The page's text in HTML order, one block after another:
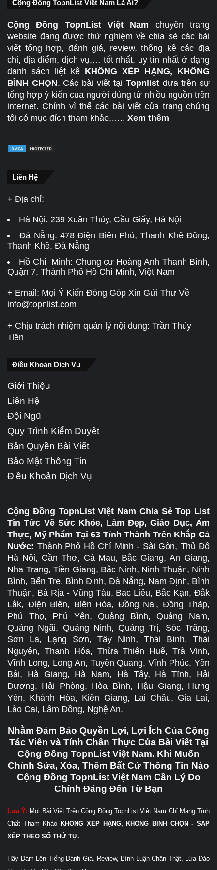
Cộng Đồng TopnList Việt Nam Là Ai?
Cộng Đồng TopnList Việt Nam chuyên trang
website đang được thử nghiệm về chia sẻ các bài
viết tổng hợp, đánh giá, review, thống kê các địa
chỉ, địa điểm, dịch vụ,… tốt nhất, uy tín nhất ở dạng
danh sách liệt kê KHÔNG XẾP HẠNG, KHÔNG
BÌNH CHỌN. Các bài viết tạiTopnlist dựa trên sự
tổng hợp ý kiến của người dùng từ nhiều nguồn trên
internet. Chính vì thế các bài viết của trang chúng
tôi có mục đích tham khảo,….. Xem thêm
Liên Hệ
+ Địa chỉ:
Hà Nội: 239 Xuân Thủy, Cầu Giấy, Hà Nội
Đà Nẵng:478 Điện Biên Phủ, Thanh Khê Đông,
Thanh Khê, Đà Nẵng
Hồ Chí Minh: Chung cư Hoàng Anh Thanh Bình,
Quận 7, Thành Phố Hồ Chí Minh, Việt Nam
+ Email: Mọi Ý Kiến Đóng Góp Xin Gửi Thư Về
info@topnlist.com
+ Chịu trách nhiệm quản lý nội dung: Trần Thủy
Tiên
Điều Khoản Dịch Vụ
Giới Thiệu
Liên Hệ
Đội Ngũ
Quy Trình Kiểm Duyệt
Bản Quyền Bài Viết
Bảo Mật Thông Tin
Điều Khoản Dịch Vụ
Cộng Đồng TopnList Việt Nam Chia Sẻ Top List
Tin Tức Về Sức Khỏe, Làm Đẹp, Giáo Dục, Ẩm
Thực, Mỹ Phẩm Tại 63 Tỉnh Thành Trên Khắp Cả
Nước: Thành Phố Hồ Chí Minh - Sài Gòn, Thủ Đô
Hà Nội, Cần Thơ, Cà Mau, Bắc Giang, An Giang,
Nha Trang, Tiền Giang, Bắc Ninh, Ninh Thuận, Ninh
Bình, Bến Tre, Bình Định, Đà Nẵng, Nam Định, Bình
Thuận, Bà Rịa - Vũng Tàu, Bạc Liêu, Bắc Kạn, Đắk
Lắk, Điện Biên, Biên Hòa, Đồng Nai, Đồng Tháp,
Phú Thọ, Phú Yên, Quảng Bình, Quảng Nam,
Quảng Ngãi, Quảng Ninh, Quảng Trị, Sóc Trăng,
Sơn La, Lạng Sơn, Tây Ninh, Thái Bình, Thái
Nguyên, Thanh Hóa, Thừa Thiên Huế, Trà Vinh,
Vĩnh Long, Long An, Tuyên Quang, Vĩnh Phúc, Yên
Bái, Hà Giang, Hà Nam, Hà Tây, Hà Tĩnh, Hải
Dương, Hải Phòng, Hòa Bình, Hậu Giang, Hưng
Yên, Khánh Hòa, Kiên Giang, Lai Châu, Gia Lai,
Lào Cai, Lâm Đồng, Nghệ An.
Nhằm Đảm Bảo Quyền Lợi, Lợi Ích Của Cộng
Tác Viên và Tính Chân Thực Của Bài Viết Tại
Cộng Đồng TopnList Việt Nam. Khi Muốn
Chỉnh Sửa, Xóa, Thêm Bất Cứ Thông Tin Nào
Cộng Đồng TopnList Việt Nam Cần Lý Do
Chính Đáng Đến Từ Bạn
Lưu Ý: Mọi Bài Viết Trên Cộng Đồng TopnList Việt Nam Chỉ Mang Tính
Chất Tham KhảoKHÔNG XẾP HẠNG, KHÔNG BÌNH CHỌN - SẮP
XẾP THEO SỐ THỨ TỰ.
Hãy Dám Lên Tiếng Đánh Giá, Review, Bình Luận Chân Thật, Lừa Đảo